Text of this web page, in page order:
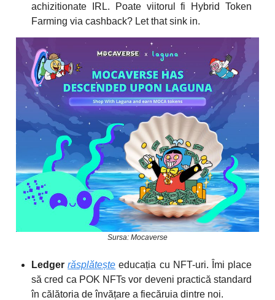
achizitionate IRL. Poate viitorul fi Hybrid Token
Farming via cashback? Let that sink in.
Sursa: Mocaverse
Ledger răsplătește educația cu NFT-uri. Îmi place
să cred ca POK NFTs vor deveni practică standard
în călătoria de învățare a fiecăruia dintre noi.